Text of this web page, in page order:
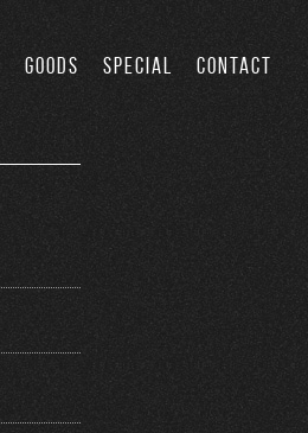
GOODS SPECIAL CONTACT